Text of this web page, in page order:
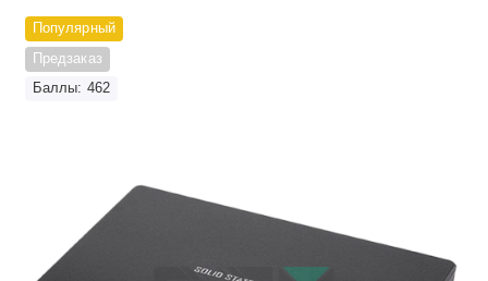
Популярный
Предзаказ
Баллы: 462